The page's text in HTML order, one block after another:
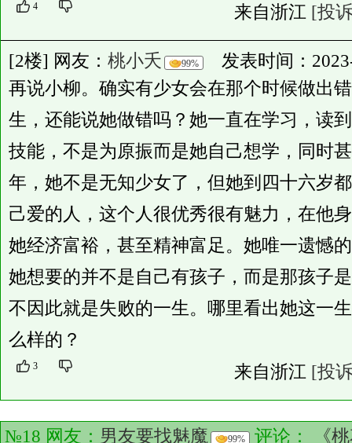
4 来自浙江 [投
[2楼] 网友： 桃小夭 99%
发表时间：
再说小柳。确实有少女会在那个时候做出
生，还能说她做错吗？她一直在学习，读
技能，不是为原振而是她自己想学，同时
年，她不是无知少女了，但她到四十六岁
己爱的人，这个人很优秀很有魅力，在他
她经济富裕，甚至精神富足。她唯一遗憾
她想要的并不是自己有孩子，而是那孩子
不因此就是失败的一生。哪里看出她这一
么样的？
3 来自浙江 [投
№18 网友： 男友要找魅魔 99% 评论： 《